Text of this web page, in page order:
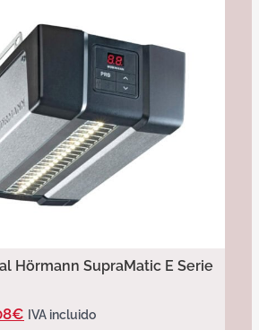
Hörmann SupraMatic E Serie
€ IVA incluido